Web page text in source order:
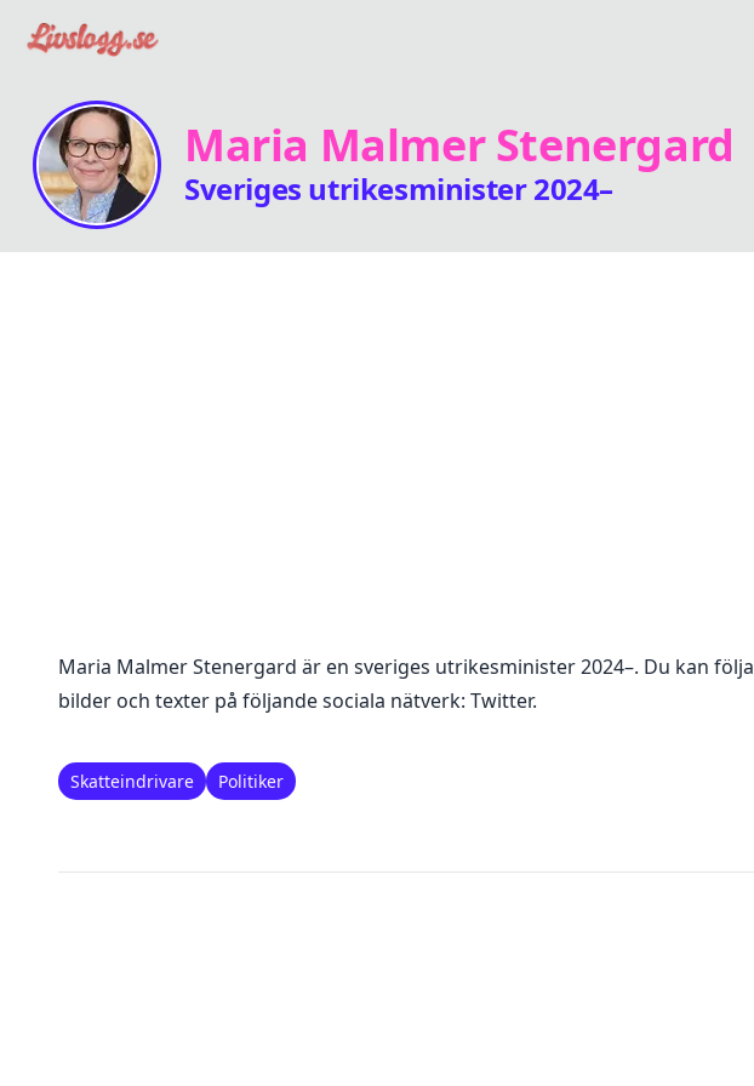
Maria Malmer Stenergard
Sveriges utrikesminister 2024–
Maria Malmer Stenergard är en sveriges utrikesminister 2024–. Du kan följa
bilder och texter på följande sociala nätverk: Twitter.
Skatteindrivare Politiker